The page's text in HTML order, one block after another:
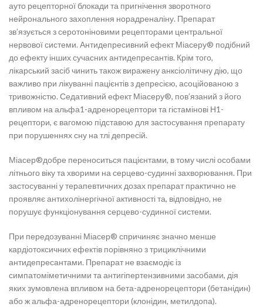
ауто рецепторної блокади та пригнічення зворотного
нейронального захоплення норадреналіну. Препарат
зв’язується з серотоніновими рецепторами центральної
нервової системи. Антидепресивний ефект Міасеру® подібний
до ефекту інших сучасних антидепресантів. Крім того,
лікарський засіб чинить також виражену анксіолітичну дію, що
важливо при лікуванні пацієнтів з депресією, асоційованою з
тривожністю. Седативний ефект Міасеру®, пов’язаний з його
впливом на альфа1-адренорецептори та гістамінові Н1-
рецептори, є вагомою підставою для застосування препарату
при порушеннях сну на тлі депресій.
Міасер®добре переноситься пацієнтами, в тому числі особами
літнього віку та хворими на серцево-судинні захворювання. При
застосуванні у терапевтичних дозах препарат практично не
проявляє антихолінергічної активності та, відповідно, не
порушує функціонування серцево-судинної системи.
При передозуванні Міасер® спричиняє значно менше
кардіотоксичних ефектів порівняно з трициклічними
антидепресантами. Препарат не взаємодіє із
симпатоміметичними та антигіпертензивними засобами, дія
яких зумовлена впливом на бета-адренорецептори (бетанідин)
або ж альфа-адренорецептори (клонідин, метилдопа).